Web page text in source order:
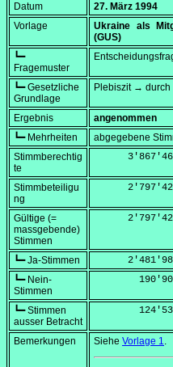
Datum
27. März 1994
Vorlage
Ukraine als
(GUS)
┗━
Fragemuster
┗━ Gesetzliche
Grundlage
Plebiszit →
Ergebnis
angenommen
┗━ Mehrheiten
abgegebene
Stimmberechtig
te
Stimmbeteiligu
ng
Gültige (=
massgebende)
Stimmen
┗━ Ja-Stimmen
┗━ Nein-
Stimmen
┗━ Stimmen
ausser Betracht
Bemerkungen Siehe Vorlage 1.